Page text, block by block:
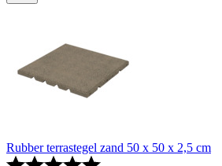
Rubber terrastegel zand 50 x 50 x 2,5 cm